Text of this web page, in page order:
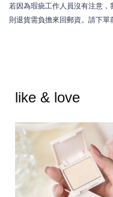
若因為瑕疵工作人員沒有注意，
則退貨需負擔來回郵資。請下單
like & love